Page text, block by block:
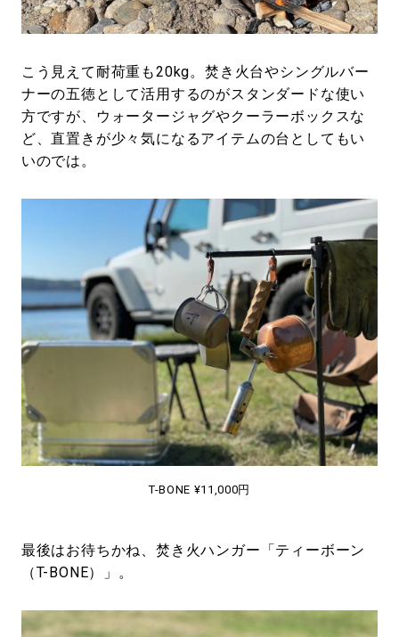
こう見えて耐荷重も20kg。焚き火台やシングルバー
ナーの五徳として活用するのがスタンダードな使い
方ですが、ウォータージャグやクーラーボックスな
ど、直置きが少々気になるアイテムの台としてもい
いのでは。
T-BONE ¥11,000円
最後はお待ちかね、焚き火ハンガー「ティーボーン
（T-BONE）」。